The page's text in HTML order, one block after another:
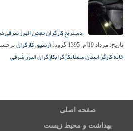
دسترنج کارگران معدن البرز شرقی
تاریخ: مرداد 19ام, 1395 گروه: آرشیو, کارگران
خانه کارگر استان سمنانکارگرانکارگران البرز شرقی
صفحه اصلی
بهداشت و محیط زیست